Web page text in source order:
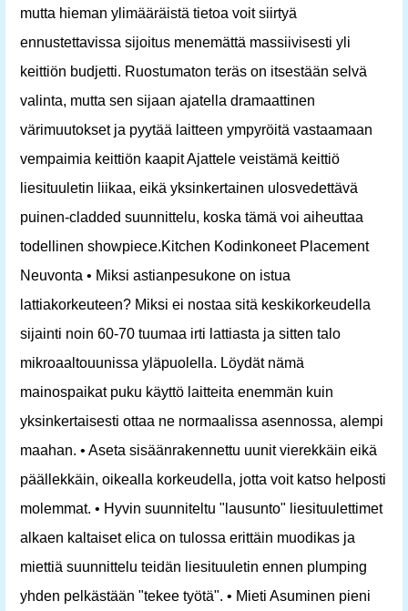
mutta hieman ylimääräistä tietoa voit siirtyä
ennustettavissa sijoitus menemättä massiivisesti yli
keittiön budjetti. Ruostumaton teräs on itsestään selvä
valinta, mutta sen sijaan ajatella dramaattinen
värimuutokset ja pyytää laitteen ympyröitä vastaamaan
vempaimia keittiön kaapit Ajattele veistämä keittiö
liesituuletin liikaa, eikä yksinkertainen ulosvedettävä
puinen-cladded suunnittelu, koska tämä voi aiheuttaa
todellinen showpiece.Kitchen Kodinkoneet Placement
Neuvonta • Miksi astianpesukone on istua
lattiakorkeuteen? Miksi ei nostaa sitä keskikorkeudella
sijainti noin 60-70 tuumaa irti lattiasta ja sitten talo
mikroaaltouunissa yläpuolella. Löydät nämä
mainospaikat puku käyttö laitteita enemmän kuin
yksinkertaisesti ottaa ne normaalissa asennossa, alempi
maahan. • Aseta sisäänrakennettu uunit vierekkäin eikä
päällekkäin, oikealla korkeudella, jotta voit katso helposti
molemmat. • Hyvin suunniteltu "lausunto" liesituulettimet
alkaen kaltaiset elica on tulossa erittäin muodikas ja
miettiä suunnittelu teidän liesituuletin ennen plumping
yhden pelkästään "tekee työtä". • Mieti Asuminen pieni